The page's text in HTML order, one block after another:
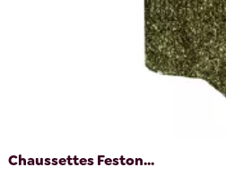
Chaussettes Feston...